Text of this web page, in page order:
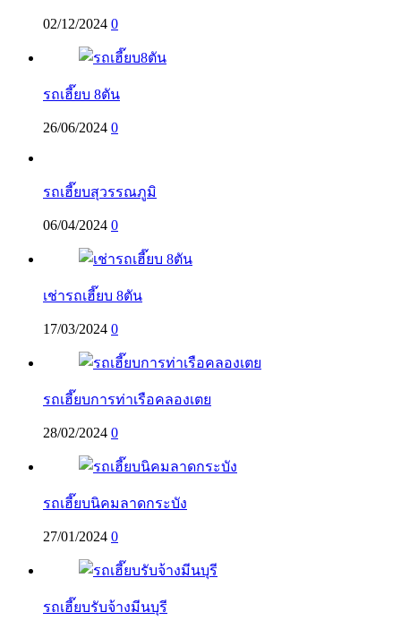
02/12/2024 0
รถเฮี๊ยบ 8ตัน
26/06/2024 0
รถเฮี๊ยบสุวรรณภูมิ
06/04/2024 0
เช่ารถเฮี๊ยบ 8ตัน
17/03/2024 0
รถเฮี๊ยบการท่าเรือคลองเตย
28/02/2024 0
รถเฮี๊ยบนิคมลาดกระบัง
27/01/2024 0
รถเฮี๊ยบรับจ้างมีนบุรี